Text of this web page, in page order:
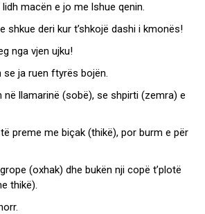
macën e jo me lshue qenin.
shkue deri kur t’shkojë dashi i kmonës!
nga vjen ujku!
ja ruen ftyrës bojën.
në llamarinë (sobë), se shpirti (zemra) e
preme me biçak (thikë), por burm e për
(oxhak) dhe bukën nji copë t’plotë
thikë).